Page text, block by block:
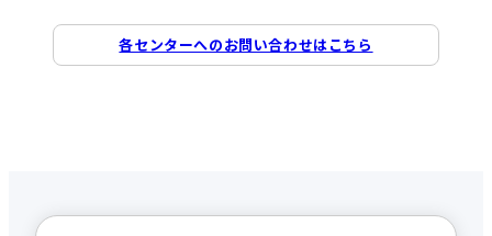
各センターへのお問い合わせはこちら